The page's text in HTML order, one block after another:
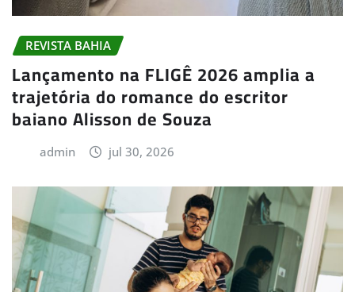
REVISTA BAHIA
Lançamento na FLIGÊ 2026 amplia a
trajetória do romance do escritor
baiano Alisson de Souza
admin jul 30, 2026